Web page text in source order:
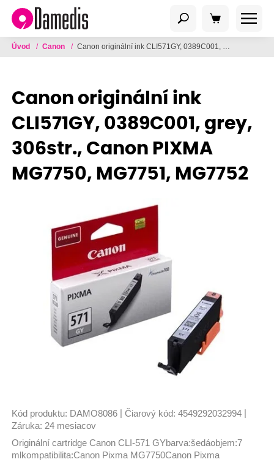
Úvod / Canon / Canon originální ink CLI571GY, 0389C001, grey, 306str., Canon PIXMA MG7750, MG7751, MG7752
Canon originální ink
CLI571GY, 0389C001, grey,
306str., Canon PIXMA
MG7750, MG7751, MG7752
Kód produktu: DAMO8086 Čiarový kód: 4549292032994
Záruka: 24 mesiacov
Originální cartridge Canon CLI-571 GYbarva:šedáobjem:7
mlkompatibilita:Canon Pixma MG7750Canon Pixma